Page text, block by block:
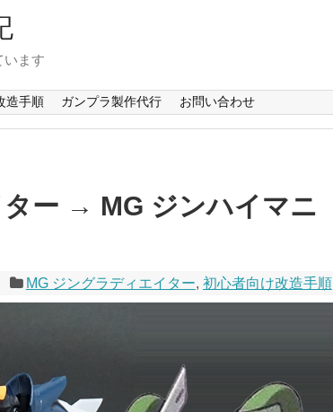
います
造手順 ガンプラ製作代行 お問い合わせ
ー → MG ジンハイマニ
MG ジングラディエイター, 初心者向け改造手順